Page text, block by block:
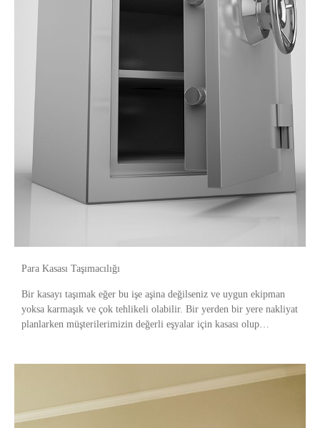
Para Kasası Taşımacılığı
Bir kasayı taşımak eğer bu işe aşina değilseniz ve uygun ekipman
yoksa karmaşık ve çok tehlikeli olabilir. Bir yerden bir yere nakliyat
planlarken müşterilerimizin değerli eşyalar için kasası olup